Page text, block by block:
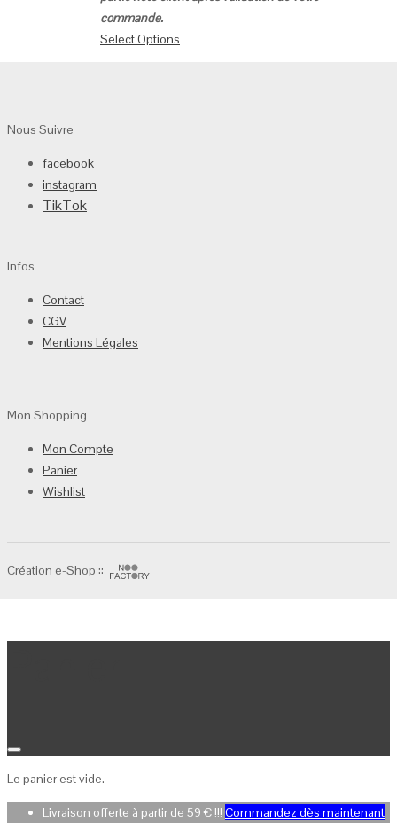
commande.
Select Options
Nous Suivre
facebook
instagram
TikTok
Infos
Contact
CGV
Mentions Légales
Mon Shopping
Mon Compte
Panier
Wishlist
Création e-Shop ::
Le panier est vide.
Livraison offerte à partir de 59 € !!! Commandez dès maintenant